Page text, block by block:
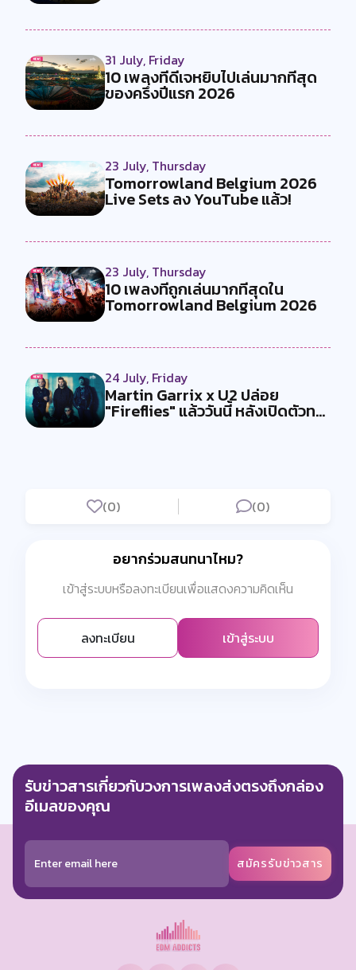
31 July, Friday
10 เพลงที่ดีเจหยิบไปเล่นมากที่สุด
ของครึ่งปีแรก 2026
23 July, Thursday
Tomorrowland Belgium 2026
Live Sets ลง YouTube แล้ว!
23 July, Thursday
10 เพลงที่ถูกเล่นมากที่สุดใน
Tomorrowland Belgium 2026
24 July, Friday
Martin Garrix x U2 ปล่อย
"Fireflies" แล้ววันนี้ หลังเปิดตัวท...
(0) (0)
อยากร่วมสนทนาไหม?
เข้าสู่ระบบหรือลงทะเบียนเพื่อแสดงความคิดเห็น
ลงทะเบียน เข้าสู่ระบบ
รับข่าวสารเกี่ยวกับวงการเพลงส่งตรงถึงกล่อง
อีเมลของคุณ
สมัครรับข่าวสาร